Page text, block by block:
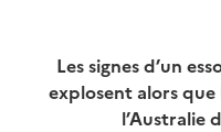
Les signes d’un
explosent alors
l’Australie